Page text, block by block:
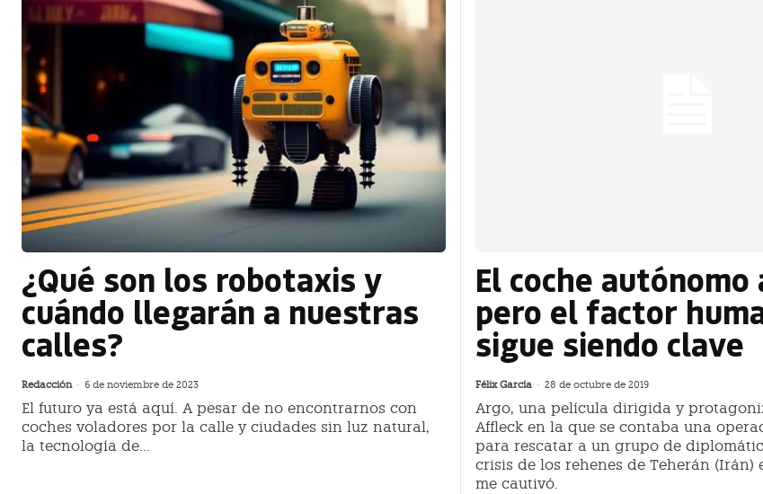
¿Qué son los robotaxis y
cuándo llegarán a nuestras
calles?
Redacción - 6 de noviembre de 2023
El futuro ya está aquí. A pesar de no encontrarnos con
coches voladores por la calle y ciudades sin luz natural,
la tecnología de...
El coche autónomo
pero el factor
sigue siendo clave
Félix García - 28 de octubre de 2019
Argo, una película dirigida y
Affleck en la que se contaba una
para rescatar a un grupo de
crisis de los rehenes de Teherán (Irán)
me cautivó.